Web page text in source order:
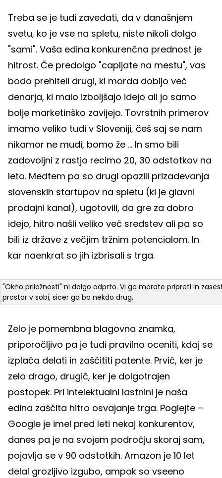
Treba se je tudi zavedati, da v današnjem
svetu, ko je vse na spletu, niste nikoli dolgo
"sami". Vaša edina konkurenčna prednost je
hitrost. Če predolgo "capljate na mestu", vas
bodo prehiteli drugi, ki morda dobijo več
denarja, ki malo izboljšajo idejo ali jo samo
bolje marketinško zavijejo. Tovrstnih primerov
imamo veliko tudi v Sloveniji, češ saj se nam
nikamor ne mudi, bomo že ... In smo bili
zadovoljni z rastjo recimo 20, 30 odstotkov na
leto. Medtem pa so drugi opazili prizadevanja
slovenskih startupov na spletu (ki je glavni
prodajni kanal), ugotovili, da gre za dobro
idejo, hitro našli veliko več sredstev ali pa so
bili iz države z večjim tržnim potencialom. In
kar naenkrat so jih izbrisali s trga.
"Okno priložnosti" ni dolgo odprto. Vi ga morate pripreti in
prostor v sobi, sicer ga bo nekdo drug.
Zelo je pomembna blagovna znamka,
priporočljivo pa je tudi pravilno oceniti, kdaj se
izplača delati in zaščititi patente. Prvič, ker je
zelo drago, drugič, ker je dolgotrajen
postopek. Pri intelektualni lastnini je naša
edina zaščita hitro osvajanje trga. Poglejte –
Google je imel pred leti nekaj konkurentov,
danes pa je na svojem področju skoraj sam,
pojavlja se v 90 odstotkih. Amazon je 10 let
delal grozljivo izgubo, ampak so vseeno